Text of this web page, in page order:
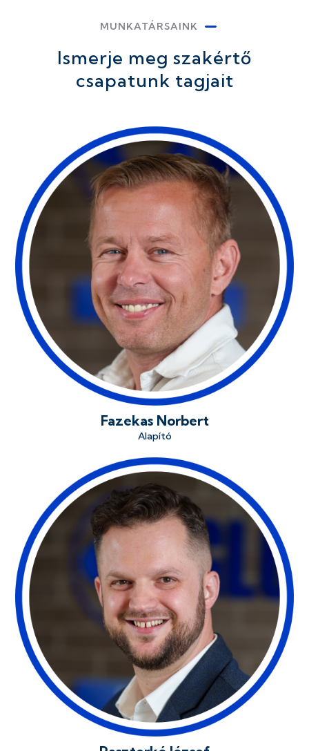
MUNKATÁRSAINK
Ismerje meg szakértő
csapatunk tagjait
Fazekas Norbert
Alapító